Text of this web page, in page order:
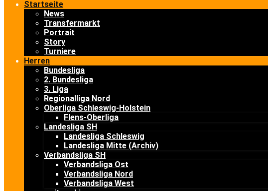
Startseite
News
Transfermarkt
Portrait
Story
Turniere
Herren
Bundesliga
2. Bundesliga
3. Liga
Regionalliga Nord
Oberliga Schleswig-Holstein
Flens-Oberliga
Landesliga SH
Landesliga Schleswig
Landesliga Mitte (Archiv)
Verbandsliga SH
Verbandsliga Ost
Verbandsliga Nord
Verbandsliga West